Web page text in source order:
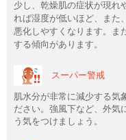
少し、乾燥肌の症状が現れ
れば湿度が低いほど、また
悪化しやすくなります。ま
する傾向があります。
スーパー警戒
肌水分が非常に減少する気
ださい。強風下など、外気
う気をつけましょう。